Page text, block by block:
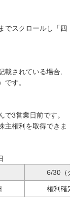
でスクロールし「四
されている場合、
す。
3営業日前です。
主権利を取得できま
6/30（
権利確